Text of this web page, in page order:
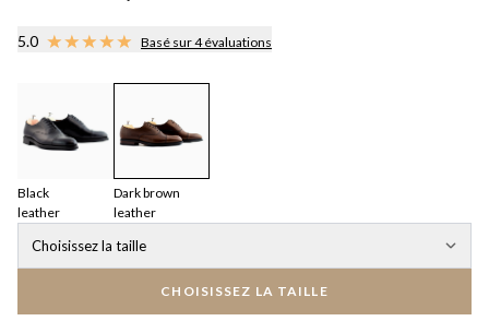
5.0 Basé sur 4 évaluations
Black
leather
Dark brown
leather
Choisissez la taille
CHOISISSEZ LA TAILLE